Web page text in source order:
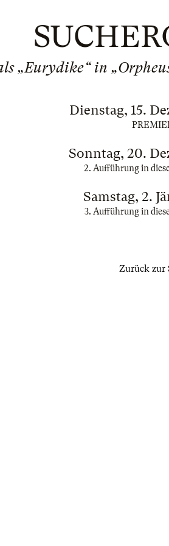
„Eurydike“ in
Dienstag, 15.
Sonntag, 20.
2. Aufführung in
Samstag, 2.
3. Aufführung in
Zurück zur